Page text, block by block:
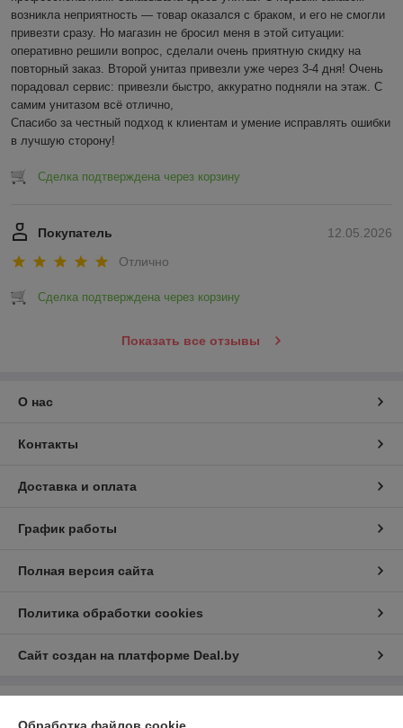
возникла неприятность — товар оказался с браком, и его не смогли
привезти сразу. Но магазин не бросил меня в этой ситуации:
оперативно решили вопрос, сделали очень приятную скидку на
повторный заказ. Второй унитаз привезли уже через 3-4 дня! Очень
порадовал сервис: привезли быстро, аккуратно подняли на этаж. С
самим унитазом всё отлично,
Спасибо за честный подход к клиентам и умение исправлять ошибки
в лучшую сторону!
Сделка подтверждена через корзину
12.05.2026
Покупатель
Отлично
Сделка подтверждена через корзину
Показать все отзывы
О нас
Контакты
Доставка и оплата
График работы
Полная версия сайта
Политика обработки cookies
Сайт создан на платформе Deal.by